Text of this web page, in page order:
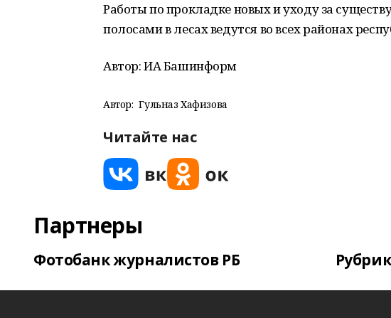
Работы по прокладке новых и уходу за
полосами в лесах ведутся во всех районах
Автор: ИА Башинформ
Автор: Гульназ Хафизова
Читайте нас
Партнеры
Фотобанк журналистов РБ